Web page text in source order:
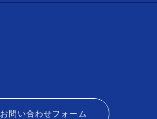
お問い合わせフォーム